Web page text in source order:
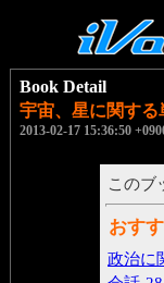
Book Detail
宇宙、星に関する
2013-02-17 15:36:50
このブ
おす
政治に